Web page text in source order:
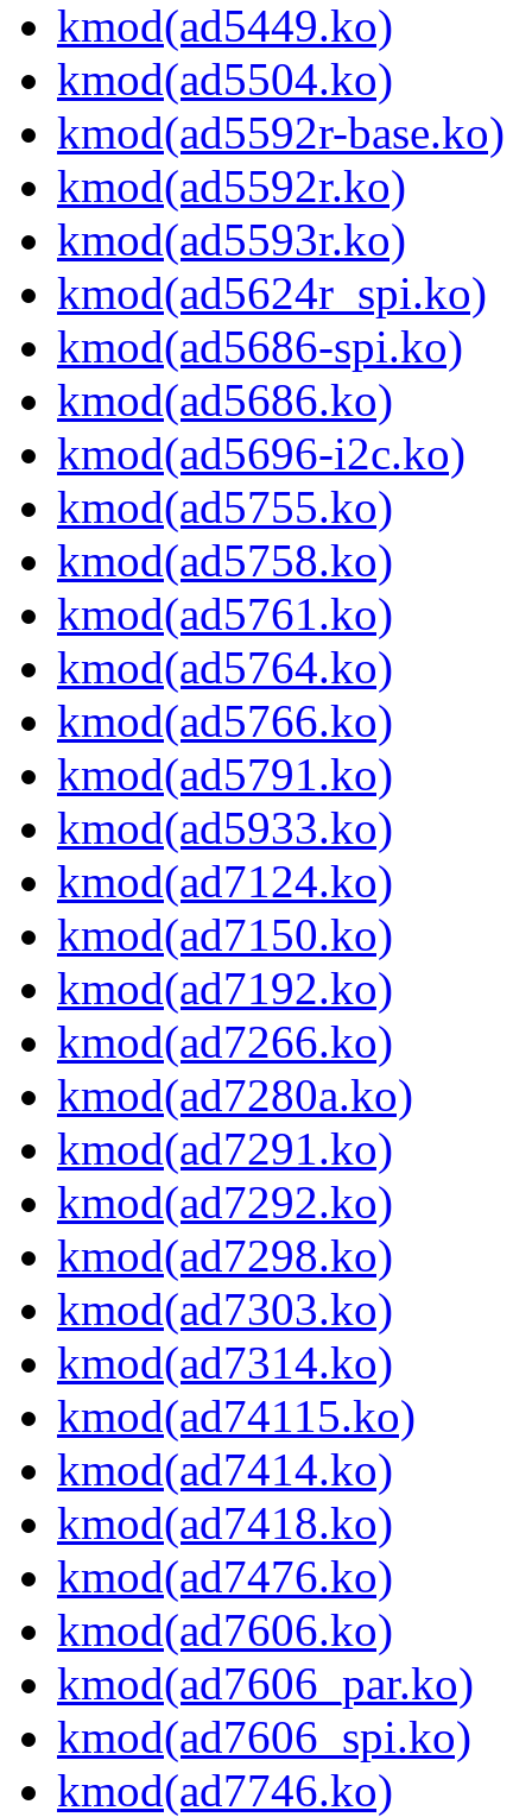
kmod(ad5449.ko)
kmod(ad5504.ko)
kmod(ad5592r-base.ko)
kmod(ad5592r.ko)
kmod(ad5593r.ko)
kmod(ad5624r_spi.ko)
kmod(ad5686-spi.ko)
kmod(ad5686.ko)
kmod(ad5696-i2c.ko)
kmod(ad5755.ko)
kmod(ad5758.ko)
kmod(ad5761.ko)
kmod(ad5764.ko)
kmod(ad5766.ko)
kmod(ad5791.ko)
kmod(ad5933.ko)
kmod(ad7124.ko)
kmod(ad7150.ko)
kmod(ad7192.ko)
kmod(ad7266.ko)
kmod(ad7280a.ko)
kmod(ad7291.ko)
kmod(ad7292.ko)
kmod(ad7298.ko)
kmod(ad7303.ko)
kmod(ad7314.ko)
kmod(ad74115.ko)
kmod(ad7414.ko)
kmod(ad7418.ko)
kmod(ad7476.ko)
kmod(ad7606.ko)
kmod(ad7606_par.ko)
kmod(ad7606_spi.ko)
kmod(ad7746.ko)